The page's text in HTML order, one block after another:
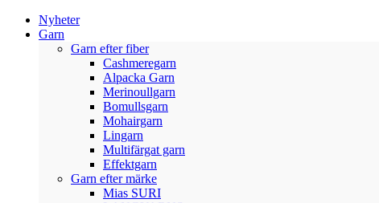
Nyheter
Garn
Garn efter fiber
Cashmeregarn
Alpacka Garn
Merinoullgarn
Bomullsgarn
Mohairgarn
Lingarn
Multifärgat garn
Effektgarn
Garn efter märke
Mias SURI